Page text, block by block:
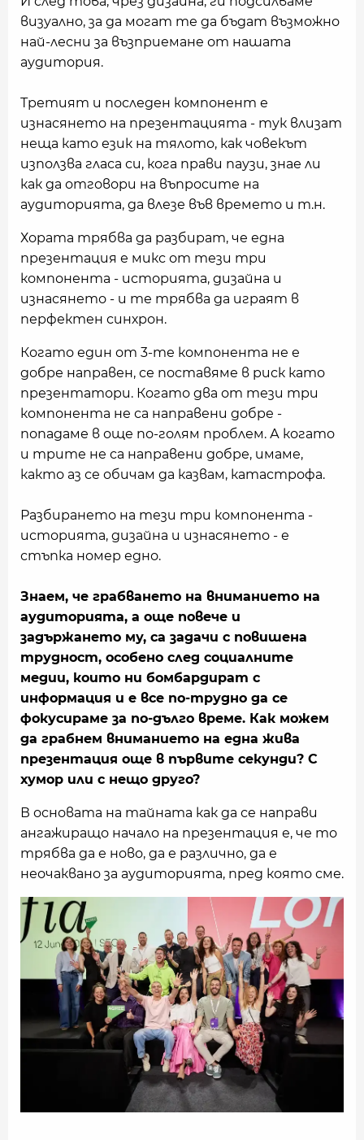
визуално, за да могат те да бъдат възможно
най-лесни за възприемане от нашата
аудитория.
Третият и последен компонент е
изнасянето на презентацията - тук влизат
неща като език на тялото, как човекът
използва гласа си, кога прави паузи, знае ли
как да отговори на въпросите на
аудиторията, да влезе във времето и т.н.
Хората трябва да разбират, че една
презентация е микс от тези три
компонента - историята, дизайна и
изнасянето - и те трябва да играят в
перфектен синхрон.
Когато един от 3-те компонента не е
добре направен, се поставяме в риск като
презентатори. Когато два от тези три
компонента не са направени добре -
попадаме в още по-голям проблем. А когато
и трите не са направени добре, имаме,
както аз се обичам да казвам, катастрофа.
Разбирането на тези три компонента -
историята, дизайна и изнасянето - е
стъпка номер едно.
Знаем, че грабването на вниманието на
аудиторията, а още повече и
задържането му, са задачи с повишена
трудност, особено след социалните
медии, които ни бомбардират с
информация и е все по-трудно да се
фокусираме за по-дълго време. Как можем
да грабнем вниманието на една жива
презентация още в първите секунди? С
хумор или с нещо друго?
В основата на тайната как да се направи
ангажиращо начало на презентация е, че то
трябва да е ново, да е различно, да е
неочаквано за аудиторията, пред която сме.